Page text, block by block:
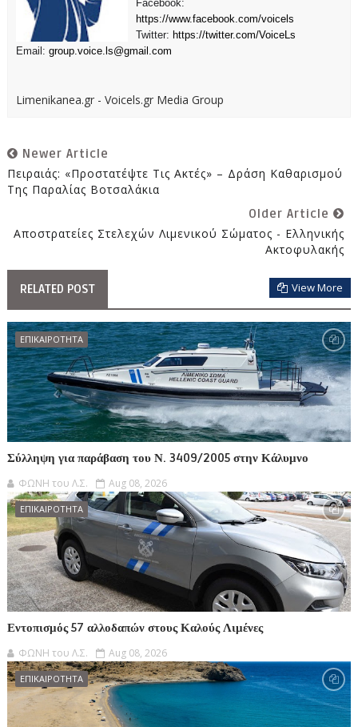
Facebook:
https://www.facebook.com/voicels
Twitter: https://twitter.com/VoiceLs
Email: group.voice.ls@gmail.com
Limenikanea.gr - Voicels.gr Media Group
Newer Article
Πειραιάς: «Προστατέψτε Τις Ακτές» – Δράση Καθαρισμού
Της Παραλίας Βοτσαλάκια
Older Article
Αποστρατείες Στελεχών Λιμενικού Σώματος - Ελληνικής
Ακτοφυλακής
RELATED POST View More
ΕΠΙΚΑΙΡΟΤΗΤΑ
Σύλληψη για παράβαση του Ν. 3409/2005 στην Κάλυμνο
ΦΩΝΗ του Λ.Σ. Aug 08, 2026
ΕΠΙΚΑΙΡΟΤΗΤΑ
Εντοπισμός 57 αλλοδαπών στους Καλούς Λιμένες
ΦΩΝΗ του Λ.Σ. Aug 08, 2026
ΕΠΙΚΑΙΡΟΤΗΤΑ